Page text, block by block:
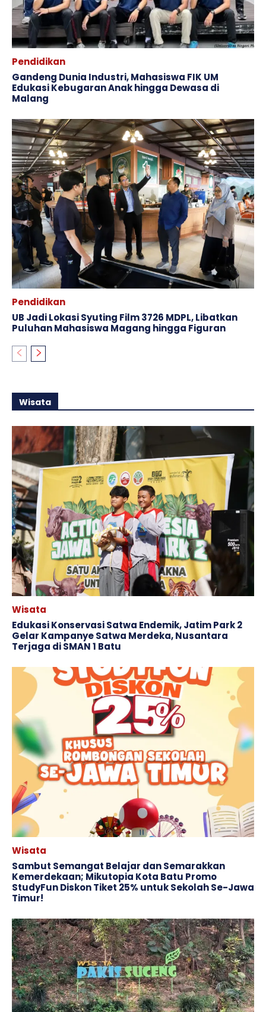
Pendidikan
Gandeng Dunia Industri, Mahasiswa FIK UM
Edukasi Kebugaran Anak hingga Dewasa di
Malang
Pendidikan
UB Jadi Lokasi Syuting Film 3726 MDPL, Libatkan
Puluhan Mahasiswa Magang hingga Figuran
Wisata
Wisata
Edukasi Konservasi Satwa Endemik, Jatim Park 2
Gelar Kampanye Satwa Merdeka, Nusantara
Terjaga di SMAN 1 Batu
Wisata
Sambut Semangat Belajar dan Semarakkan
Kemerdekaan; Mikutopia Kota Batu Promo
StudyFun Diskon Tiket 25% untuk Sekolah Se-Jawa
Timur!